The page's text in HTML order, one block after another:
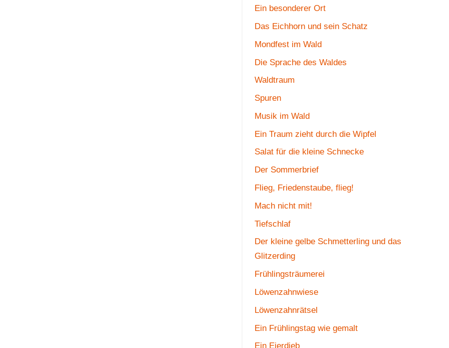
Ein besonderer Ort
Das Eichhorn und sein Schatz
Mondfest im Wald
Die Sprache des Waldes
Waldtraum
Spuren
Musik im Wald
Ein Traum zieht durch die Wipfel
Salat für die kleine Schnecke
Der Sommerbrief
Flieg, Friedenstaube, flieg!
Mach nicht mit!
Tiefschlaf
Der kleine gelbe Schmetterling und das
Glitzerding
Frühlingsträumerei
Löwenzahnwiese
Löwenzahnrätsel
Ein Frühlingstag wie gemalt
Ein Eierdieb